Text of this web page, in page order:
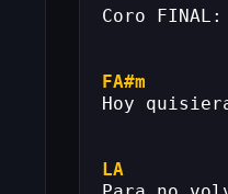
Coro FINAL:
FA#m
Hoy
LA